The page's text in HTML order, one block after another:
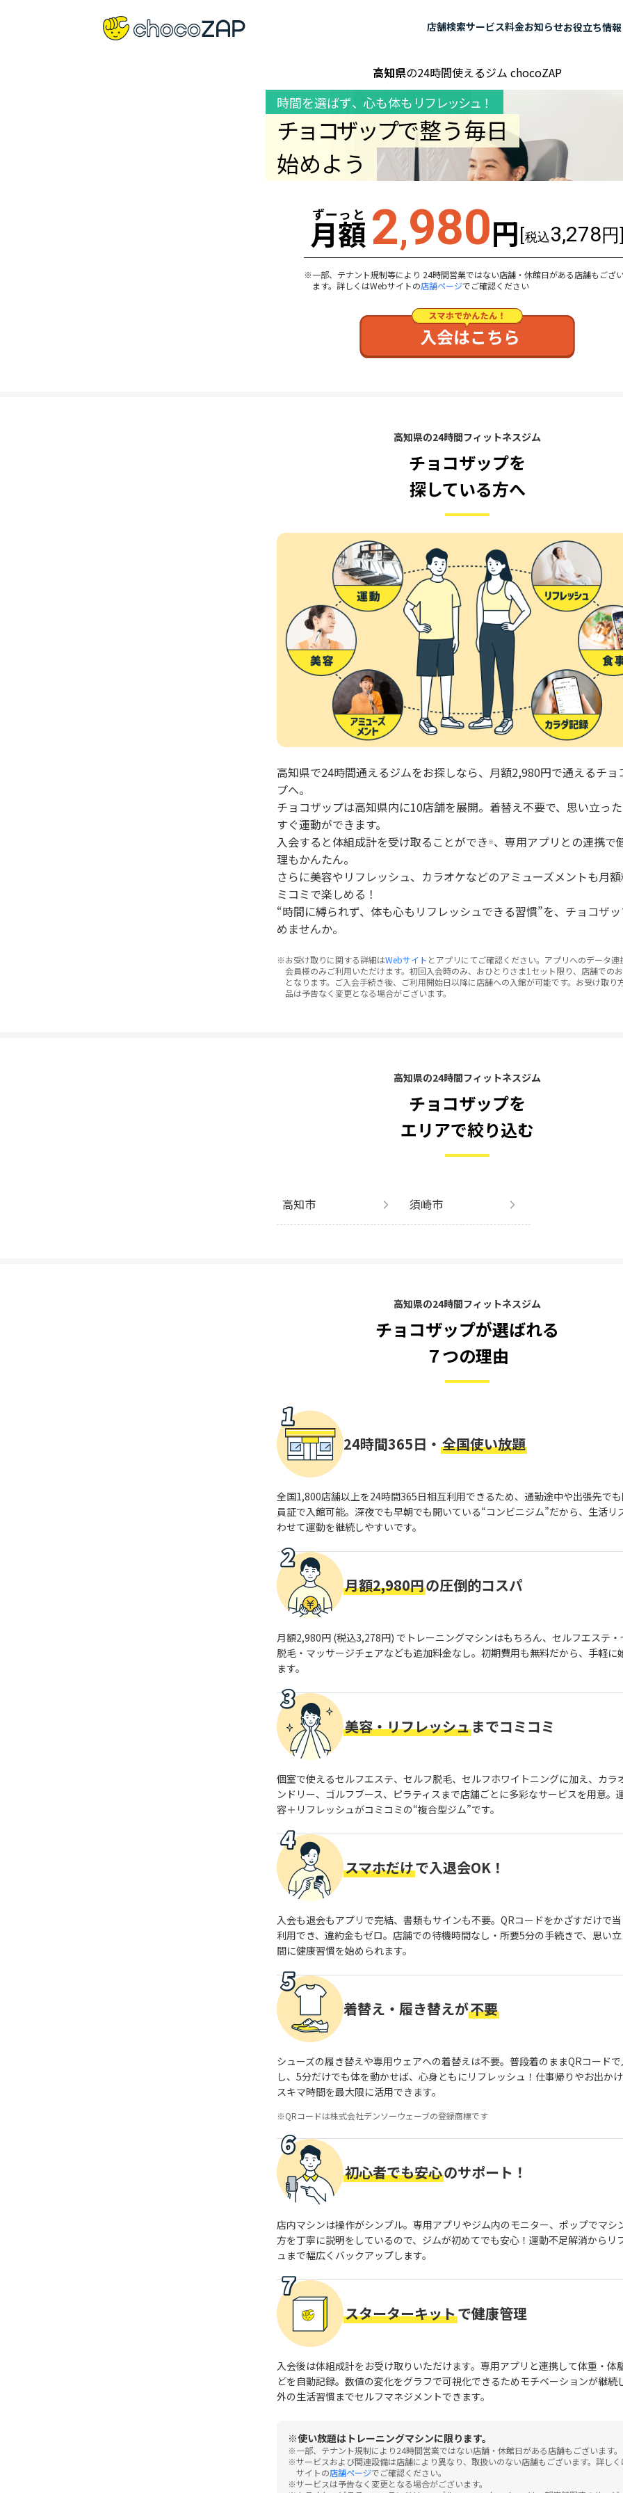
店舗検索サービス料金お知らせお役立ち情報
高知県の24時間使えるジム chocoZAP
時間を選ばず、心も体も リフレッシュ！
チョコザップで整う毎日
始めよう
ずーっと
月額2,980円 [税込3,278円]
一部、テナント規制等により 24時間営業ではない店舗・休館日がある店舗もござ
ます。詳しくはWebサイトの店舗ページでご確認ください
高知県の24時間フィットネスジム
チョコザップを
探している方へ
高知県で24時間通えるジムをお探しなら、月額2,980円で通えるチョ
プへ。
チョコザップは高知県内に10店舗を展開。着替え不要で、思い立っ
すぐ運動ができます。
入会すると体組成計を受け取ることができ ※、専用アプリとの連携で
理もかんたん。
さらに美容やリフレッシュ、カラオケなどのアミューズメントも月
ミコミで楽しめる！
“時間に縛られず、体も心もリフレッシュできる習慣”を、チョコザ
めませんか。
お受け取りに関する詳細はWebサイト とアプリにてご確認ください。アプリへのデータ連
会員様のみご利用いただけます。初回入会時のみ、おひとりさま1セット限り、店舗での
となります。ご入会手続き後、ご利用開始日以降に店舗への入館が可能です。お受け取り
品は予告なく変更となる場合がございます。
高知県の24時間フィットネスジム
チョコザップを
エリアで絞り込む
高知市 須崎市
高知県の24時間フィットネスジム
チョコザップが選ばれる
７つの理由
24時間365日・ 全国使い放題
全国1,800店舗以上を24時間365日相互利用できるため、通勤途中や出張先で
員証で入館可能。深夜でも早朝でも開いている“コンビニジム”だから、生活リ
わせて運動を継続しやすいです。
月額2,980円の圧倒的コスパ
月額2,980円 (税込3,278円) でトレーニングマシンはもちろん、セルフエステ・
脱毛・マッサージチェアなども追加料金なし。初期費用も無料だから、手軽に
ます。
美容・リフレッシュまでコミコミ
個室で使えるセルフエステ、セルフ脱毛、セルフホワイトニングに加え、カラ
ンドリー、ゴルフブース、ピラティスまで店舗ごとに多彩なサービスを用意。
容＋リフレッシュがコミコミの“複合型ジム”です。
スマホだけで入退会OK！
入会も退会もアプリで完結、書類もサインも不要。QRコードをかざすだけで
利用でき、違約金もゼロ。店舗での待機時間なし・所要5分の手続きで、思い
間に健康習慣を始められます。
着替え・履き替えが不要
シューズの履き替えや専用ウェアへの着替えは不要。普段着のままQRコード
し、5分だけでも体を動かせば、心身ともにリフレッシュ！仕事帰りやお出か
スキマ時間を最大限に活用できます。
QRコードは株式会社デンソーウェーブの登録商標です
初心者でも安心のサポート！
店内マシンは操作がシンプル。専用アプリやジム内のモニター、ポップでマシ
方を丁寧に説明をしているので、ジムが初めてでも安心！運動不足解消からリ
ュまで幅広くバックアップします。
スターターキットで健康管理
入会後は体組成計をお受け取りいただけます。専用アプリと連携して体重・体
どを自動記録。数値の変化をグラフで可視化できるためモチベーションが継続
外の生活習慣までセルフマネジメントできます。
使い放題はトレーニングマシンに限ります。
一部、テナント規制により24時間営業ではない店舗・休館日がある店舗もございます。
サービスおよび関連設備は店舗により異なり、取扱いのない店舗もございます。詳しく
サイトの店舗ページでご確認ください。
サービスは予告なく変更となる場合がございます。